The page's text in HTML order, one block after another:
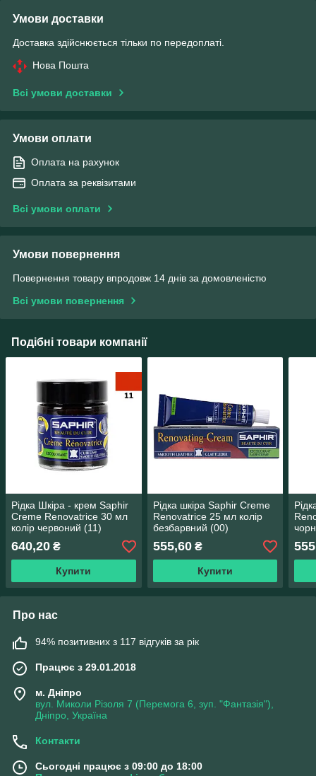
Умови доставки
Доставка здійснюється тільки по передоплаті.
Нова Пошта
Всі умови доставки
Умови оплати
Оплата на рахунок
Оплата за реквізитами
Всі умови оплати
Умови повернення
Повернення товару впродовж 14 днів за домовленістю
Всі умови повернення
Подібні товари компанії
Рідка Шкіра - крем Saphir
Creme Renovatrice 30 мл
колір червоний (11)
640,20 ₴
Купити
Рідка шкіра Saphir Creme
Renovatrice 25 мл колір
безбарвний (00)
555,60₴
Купити
Про нас
94% позитивних з 117 відгуків за рік
Працює з 29.01.2018
м. Дніпро
вул. Миколи Різоля 7 (Перемога 6, зуп. "Фантазія"),
Дніпро, Україна
Контакти
Сьогодні працює з 09:00 до 18:00